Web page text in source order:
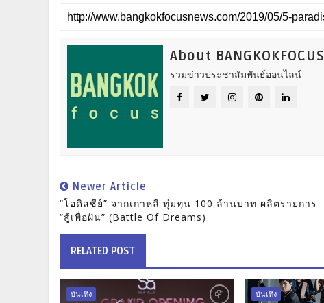
About BANGKOKFOCUS
รวมข่าวประชาสัมพันธ์ออนไลน์
Newer Article
“โอดิสซีย์” จากเกาหลี ทุ่มทุน 100 ล้านบาท ผลิตรายการ
“สู้เพื่อฝัน” (Battle Of Dreams)
RELATED POST
บันเทิง บันเทิง